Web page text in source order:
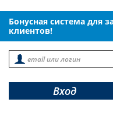
Бонусная система для
клиентов!
Вход